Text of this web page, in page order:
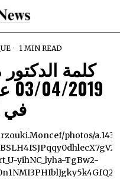
1 MIN READ
كلمة
في
photos/
yihNC_lyha-TgBw2-